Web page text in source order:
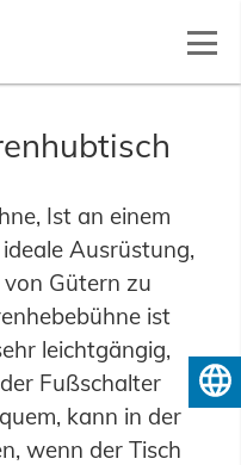
Ist an einem
Ausrüstung,
Gütern zu
ist
leichtgängig,
Fußschalter
kann in der
wenn der Tisch
Deutsch